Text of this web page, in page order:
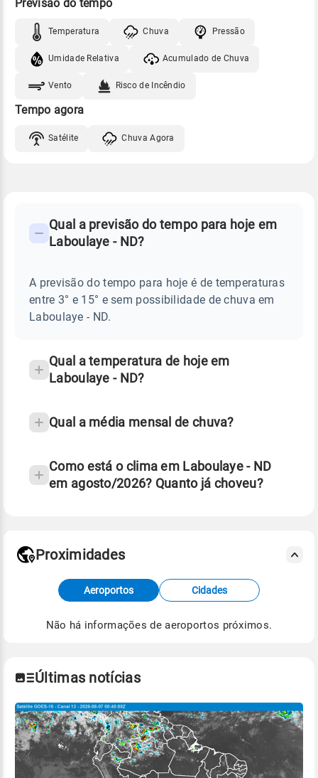
Previsão do tempo
Temperatura Chuva Pressão
Umidade Relativa Acumulado de Chuva
Vento Risco de Incêndio
Tempo agora
Satélite Chuva Agora
TEMPO
LABOULAYE
Perguntas
sobre
chuva
Qual a previsão do tempo para hoje em
Laboulaye - ND?
A previsão do tempo para hoje é de temperaturas
entre 3° e 15° e sem possibilidade de chuva em
Laboulaye - ND.
Qual a temperatura de hoje em
Laboulaye - ND?
Qual a média mensal de chuva?
Como está o clima em Laboulaye - ND
em agosto/2026? Quanto já choveu?
Fonte: dados combinados de estações
meteorológicas e satélite do Centro de Previsão
de Tempo e Estudos Climáticos (CPTEC).
Proximidades
Aeroportos Cidades
Não há informações de aeroportos próximos.
Últimas notícias